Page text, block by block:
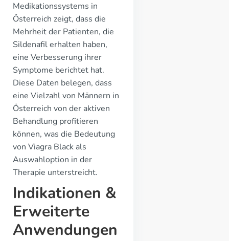
Medikationssystems in
Österreich zeigt, dass die
Mehrheit der Patienten, die
Sildenafil erhalten haben,
eine Verbesserung ihrer
Symptome berichtet hat.
Diese Daten belegen, dass
eine Vielzahl von Männern in
Österreich von der aktiven
Behandlung profitieren
können, was die Bedeutung
von Viagra Black als
Auswahloption in der
Therapie unterstreicht.
Indikationen &
Erweiterte
Anwendungen